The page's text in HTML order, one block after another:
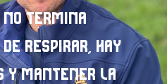
TERMINA
RESPIRAR, HAY
Y MANTENER LA